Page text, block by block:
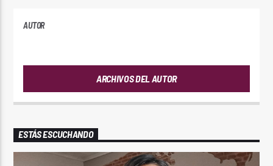
AUTOR
ARCHIVOS DEL AUTOR
ESTÁS ESCUCHANDO